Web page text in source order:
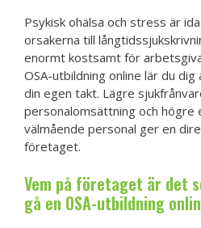
Psykisk ohälsa och stress är
orsakerna till
enormt kostsamt för
OSA-utbildning online lär du
din egen takt. Lägre
personalomsättning och
välmående personal ger en
företaget.
Vem på företaget är det
gå en OSA-utbildning